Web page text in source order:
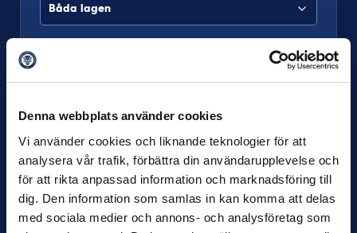
Denna webbplats använder cookies
Vi använder cookies och liknande teknologier för att
analysera vår trafik, förbättra din användarupplevelse och
för att rikta anpassad information och marknadsföring till
dig. Den information som samlas in kan komma att delas
med sociala medier och annons- och analysföretag som
12 604
3 Elias Barsoum 12 002
4 Nahom Netabay 11 950
5 Sebastian Jörgensen 11 597